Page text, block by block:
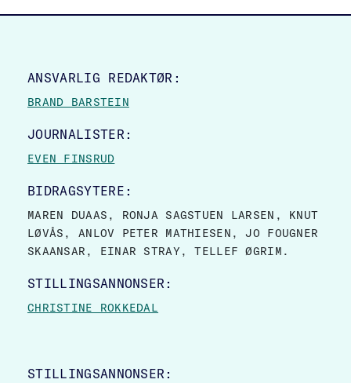
SITE FOOTER
ANSVARLIG REDAKTØR:
BRAND BARSTEIN
JOURNALISTER:
EVEN FINSRUD
BIDRAGSYTERE:
MAREN DUAAS, RONJA SAGSTUEN LARSEN, KNUT
LØVÅS, ANLOV PETER MATHIESEN, JO FOUGNER
SKAANSAR, EINAR STRAY, TELLEF ØGRIM.
STILLINGSANNONSER:
CHRISTINE ROKKEDAL
STILLINGSANNONSER: